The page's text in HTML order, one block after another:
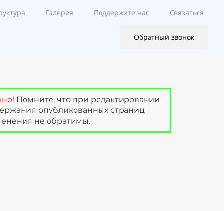
Галерея Поддержите нас Связаться
Обратный звонок
Помните, что при редактировании
опубликованных страниц
не обратимы.